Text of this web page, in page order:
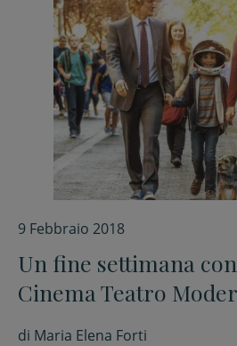
9 Febbraio 2018
Un fine settimana
Cinema Teatro
Savignano sul
di Maria Elena Forti